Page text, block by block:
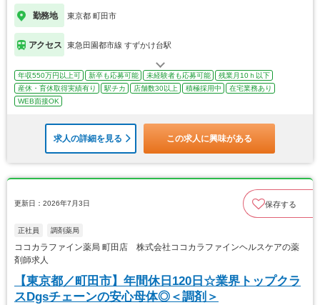
勤務地 東京都 町田市
アクセス 東急田園都市線 すずかけ台駅
年収550万円以上可 新卒も応募可能 未経験者も応募可能
残業月10ｈ以下
産休・育休取得実績有り
駅チカ 店舗数30以上 積極採用中
在宅業務あり
WEB面接OK
求人の詳細を見る この求人に興味がある
更新日：2026年7月3日 保存する
正社員 調剤薬局
ココカラファイン薬局 町田店 株式会社ココカラファインヘルスケアの薬
剤師求人
【東京都／町田市】年間休日120日☆業界トップクラ
スDgsチェーンの安心母体◎＜調剤＞